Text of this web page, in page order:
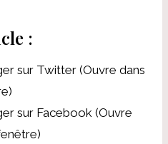
:
sur Twitter (Ouvre dans
sur Facebook (Ouvre